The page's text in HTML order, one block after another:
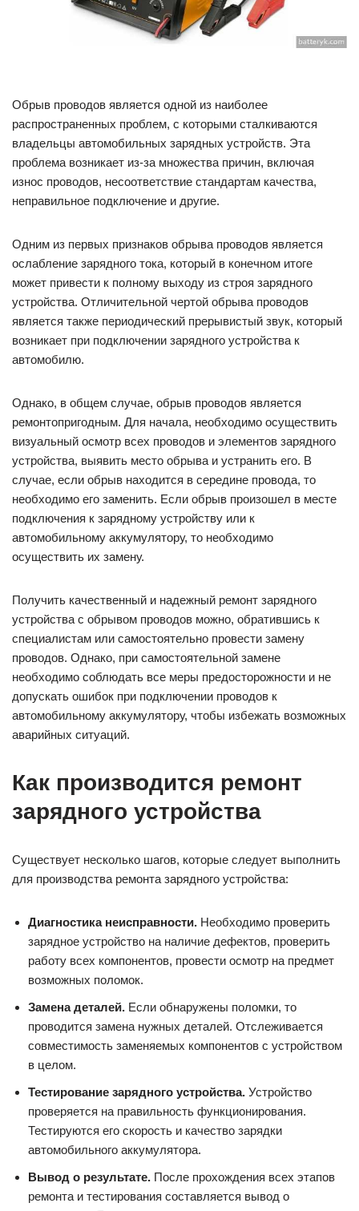
Обрыв проводов является одной из наиболее
распространенных проблем, с которыми сталкиваются
владельцы автомобильных зарядных устройств. Эта
проблема возникает из-за множества причин, включая
износ проводов, несоответствие стандартам качества,
неправильное подключение и другие.
Одним из первых признаков обрыва проводов является
ослабление зарядного тока, который в конечном итоге
может привести к полному выходу из строя зарядного
устройства. Отличительной чертой обрыва проводов
является также периодический прерывистый звук, который
возникает при подключении зарядного устройства к
автомобилю.
Однако, в общем случае, обрыв проводов является
ремонтопригодным. Для начала, необходимо осуществить
визуальный осмотр всех проводов и элементов зарядного
устройства, выявить место обрыва и устранить его. В
случае, если обрыв находится в середине провода, то
необходимо его заменить. Если обрыв произошел в месте
подключения к зарядному устройству или к
автомобильному аккумулятору, то необходимо
осуществить их замену.
Получить качественный и надежный ремонт зарядного
устройства с обрывом проводов можно, обратившись к
специалистам или самостоятельно провести замену
проводов. Однако, при самостоятельной замене
необходимо соблюдать все меры предосторожности и не
допускать ошибок при подключении проводов к
автомобильному аккумулятору, чтобы избежать возможных
аварийных ситуаций.
Как производится ремонт
зарядного устройства
Существует несколько шагов, которые следует выполнить
для производства ремонта зарядного устройства:
Диагностика неисправности. Необходимо проверить
зарядное устройство на наличие дефектов, проверить
работу всех компонентов, провести осмотр на предмет
возможных поломок.
Замена деталей. Если обнаружены поломки, то
проводится замена нужных деталей. Отслеживается
совместимость заменяемых компонентов с устройством
в целом.
Тестирование зарядного устройства. Устройство
проверяется на правильность функционирования.
Тестируются его скорость и качество зарядки
автомобильного аккумулятора.
Вывод о результате. После прохождения всех этапов
ремонта и тестирования составляется вывод о